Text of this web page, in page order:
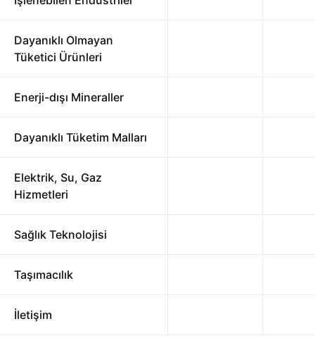
Dayanıklı Olmayan
Tüketici Ürünleri
Enerji-dışı Mineraller
Dayanıklı Tüketim Malları
Elektrik, Su, Gaz
Hizmetleri
Sağlık Teknolojisi
Taşımacılık
İletişim